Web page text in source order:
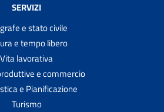
SERVIZI
e stato civile
e tempo libero
Vita lavorativa
e commercio
e Pianificazione
Turismo